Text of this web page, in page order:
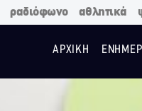
ραδιόφωνο αθλητικά
ΑΡΧΙΚΗ